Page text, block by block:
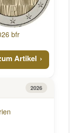
bfr
Artikel
2026